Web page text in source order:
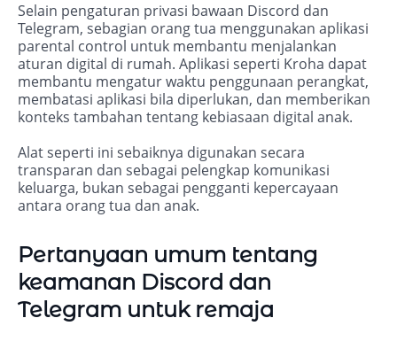
Selain pengaturan privasi bawaan Discord dan
Telegram, sebagian orang tua menggunakan aplikasi
parental control untuk membantu menjalankan
aturan digital di rumah. Aplikasi seperti Kroha dapat
membantu mengatur waktu penggunaan perangkat,
membatasi aplikasi bila diperlukan, dan memberikan
konteks tambahan tentang kebiasaan digital anak.
Alat seperti ini sebaiknya digunakan secara
transparan dan sebagai pelengkap komunikasi
keluarga, bukan sebagai pengganti kepercayaan
antara orang tua dan anak.
Pertanyaan umum tentang
keamanan Discord dan
Telegram untuk remaja